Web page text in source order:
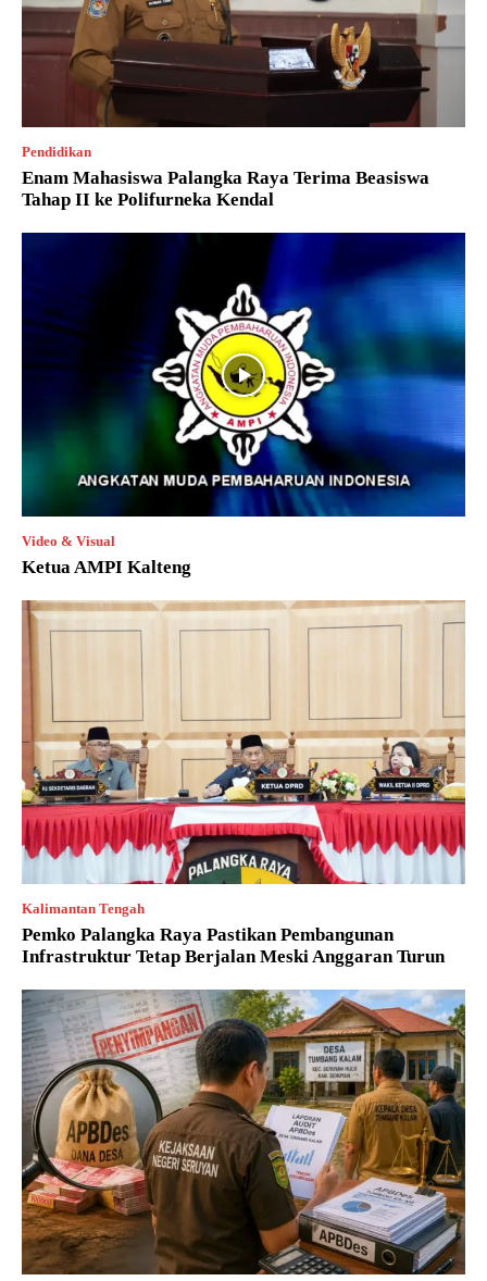
Pendidikan
Enam Mahasiswa Palangka Raya Terima Beasiswa
Tahap II ke Polifurneka Kendal
Video & Visual
Ketua AMPI Kalteng
Kalimantan Tengah
Pemko Palangka Raya Pastikan Pembangunan
Infrastruktur Tetap Berjalan Meski Anggaran Turun